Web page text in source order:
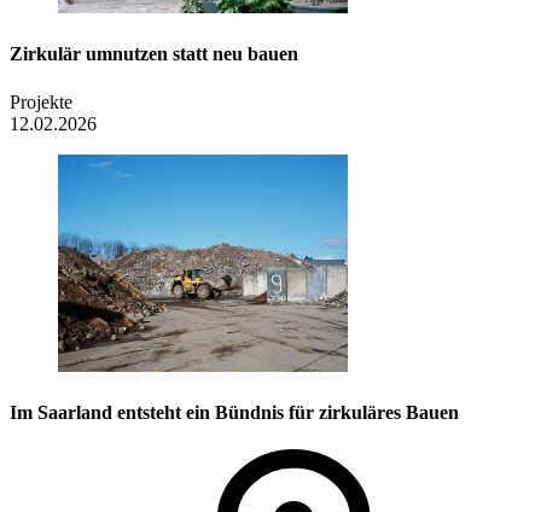
Zirkulär umnutzen statt neu bauen
Projekte
12.02.2026
Im Saarland entsteht ein Bündnis für zirkuläres Bauen